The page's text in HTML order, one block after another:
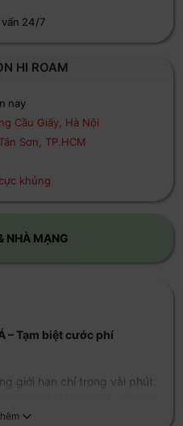
24/7
HI ROAM
nay
Cầu Giấy, Hà Nội
Sơn, TP.HCM
khủng
NHÀ MẠNG
– Tạm biệt cước phí
giới hạn chỉ trong vài phút.